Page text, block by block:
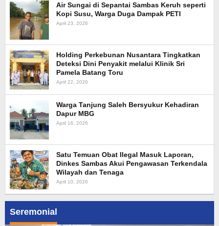
Seremonial
Air Sungai di Sepantai Sambas Keruh seperti
Kopi Susu, Warga Duga Dampak PETI
April 23, 2026
Holding Perkebunan Nusantara Tingkatkan
Deteksi Dini Penyakit melalui Klinik Sri
Pamela Batang Toru
April 22, 2026
Warga Tanjung Saleh Bersyukur Kehadiran
Dapur MBG
April 16, 2026
Satu Temuan Obat Ilegal Masuk Laporan,
Dinkes Sambas Akui Pengawasan Terkendala
Wilayah dan Tenaga
April 10, 2026